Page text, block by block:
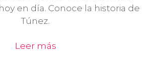
en día. Conoce la historia de
Túnez.
Leer más